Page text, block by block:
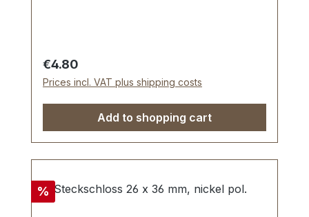
Schiebeschnalle
Regular price:
€4.80
Prices incl. VAT plus shipping costs
Add to shopping cart
Discount
%